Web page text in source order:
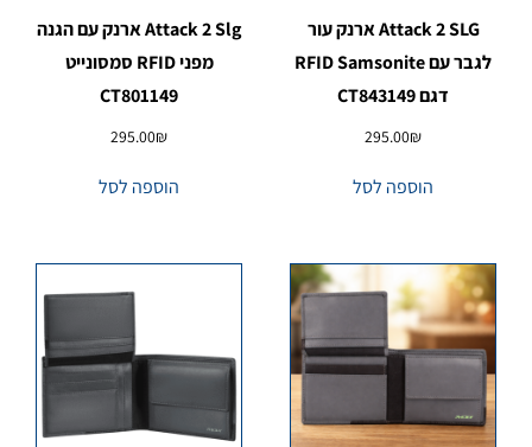
Attack 2 SLG ארנק עור
לגבר עם RFID Samsonite
דגם CT843149
295.00₪
הוספה לסל
Attack 2 Slg ארנק עם הגנה
מפני RFID סמסונייט
CT801149
295.00₪
הוספה לסל